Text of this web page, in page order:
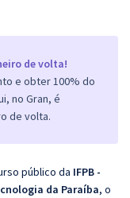
de volta!
e obter 100% do
no Gran, é
de volta.
público da IFPB -
da Paraíba, o